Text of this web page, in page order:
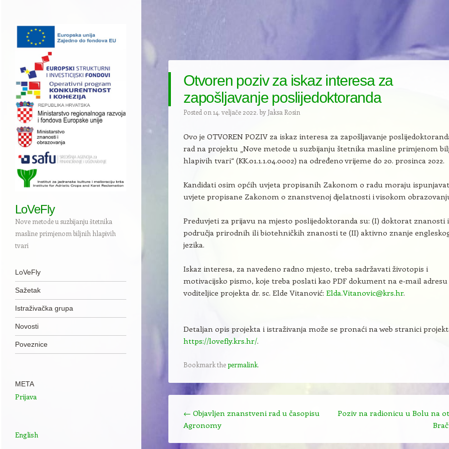
LoVeFly
Nove metode u suzbijanju štetnika
masline primjenom biljnih hlapivih
tvari
Navigation
Skip to content
LoVeFly
Sažetak
Istraživačka grupa
Novosti
Poveznice
Otvoren poziv za iskaz interesa za
zapošljavanje poslijedoktoranda
Posted on 14. veljače 2022. by Jaksa Rosin
Ovo je OTVOREN POZIV za iskaz interesa za zapošljavanje
rad na projektu „Nove metode u suzbijanju štetnika masline primjenom
hlapivih tvari“ (KK.01.1.1.04.0002) na određeno vrijeme do 20. prosinca 2022.
Kandidati osim općih uvjeta propisanih Zakonom o radu moraju
uvjete propisane Zakonom o znanstvenoj djelatnosti i visokom
Preduvjeti za prijavu na mjesto poslijedoktoranda su: (I) doktorat znanosti
područja prirodnih ili biotehničkih znanosti te (II) aktivno znanje
jezika.
Iskaz interesa, za navedeno radno mjesto, treba sadržavati životopis i
motivacijsko pismo, koje treba poslati kao PDF dokument na e-mail adresu
voditeljice projekta dr. sc. Elde Vitanović: Elda.Vitanovic@krs.hr.
Detaljan opis projekta i istraživanja može se pronaći na web stranici
https://lovefly.krs.hr/.
Bookmark thepermalink.
← Objavljen znanstveni rad u časopisu
Agronomy
Poziv na radionicu u Bolu na
META
Prijava
English